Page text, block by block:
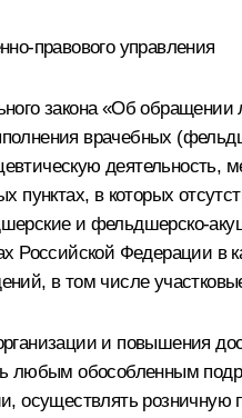
правового управления
закона «Об обращении
врачебных
пунктах, в которых
и фельдшерско-
Российской Федерации в
в том числе
и повышения
любым обособленным
осуществлять розничную